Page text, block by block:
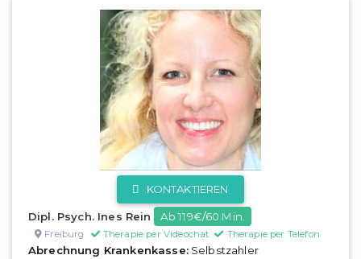
KONTAKTIEREN
Dipl. Psych. Ines Rein Ab 119€/60 Min.
Freiburg Therapie per Videochat Therapie per Telefon
Abrechnung Krankenkasse:Selbstzahler